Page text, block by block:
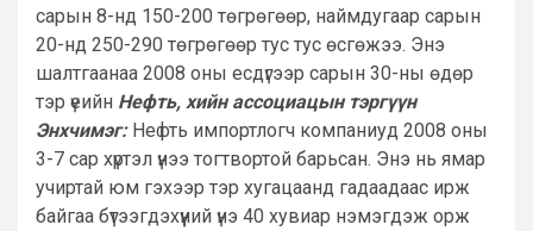
сарын 8-нд 150-200 төгрөгөөр, наймдугаар сарын
20-нд 250-290 төгрөгөөр тус тус өсгөжээ. Энэ
шалтгаанаа 2008 оны есдүгээр сарын 30-ны өдөр
тэр үеийн Нефть, хийн ассоциацын тэргүүн
Энхчимэг: Нефть импортлогч компаниуд 2008 оны
3-7 сар хүртэл үнээ тогтвортой барьсан. Энэ нь ямар
учиртай юм гэхээр тэр хугацаанд гадаадаас ирж
байгаа бүтээгдэхүүний үнэ 40 хувиар нэмэгдэж орж